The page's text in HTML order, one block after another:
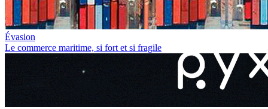
Évasion
Le commerce maritime, si fort et si fragile